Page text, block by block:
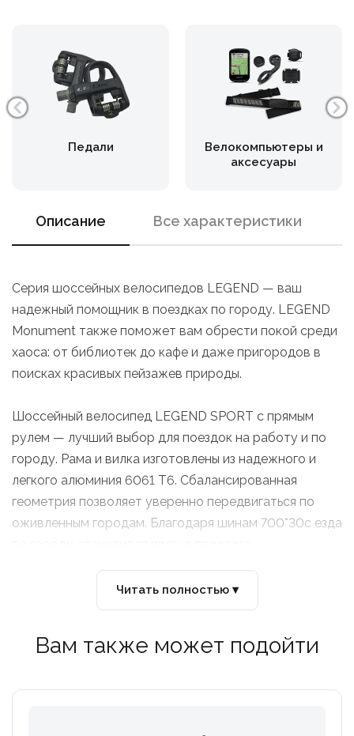
Педали
Велокомпьютеры и
аксесуары
Описание Все характеристики
Серия шоссейных велосипедов LEGEND — ваш
надежный помощник в поездках по городу. LEGEND
Monument также поможет вам обрести покой среди
хаоса: от библиотек до кафе и даже пригородов в
поисках красивых пейзажев природы.
Шоссейный велосипед LEGEND SPORT с прямым
рулем — лучший выбор для поездок на работу и по
городу. Рама и вилка изготовлены из надежного и
легкого алюминия 6061 T6. Сбалансированная
геометрия позволяет уверенно передвигаться по
оживленным городам. Благодаря шинам 700*30c езда
Читать полностью ▾
Вам также может подойти